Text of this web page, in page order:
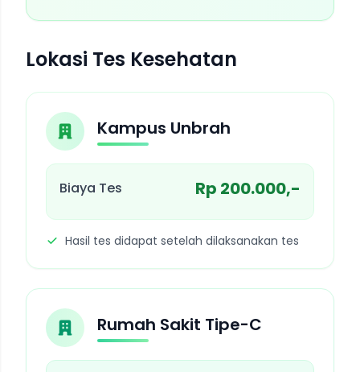
Lokasi Tes Kesehatan
Kampus Unbrah
Biaya Tes Rp 200.000,-
Hasil tes didapat setelah dilaksanakan tes
Rumah Sakit Tipe-C